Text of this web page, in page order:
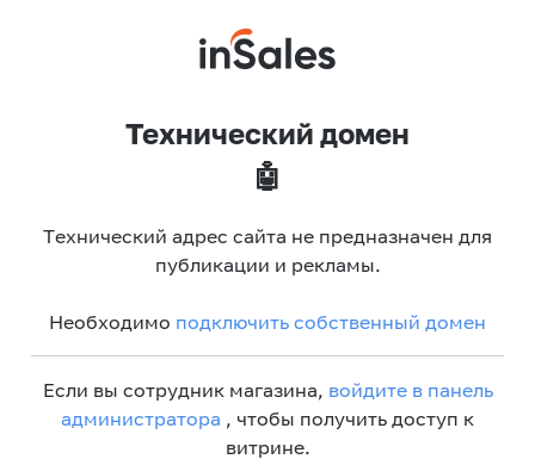
Технический домен
🤖
Технический адрес сайта не предназначен для
публикации и рекламы.
Необходимо подключить собственный домен
Если вы сотрудник магазина, войдите в панель
администратора , чтобы получить доступ к
витрине.